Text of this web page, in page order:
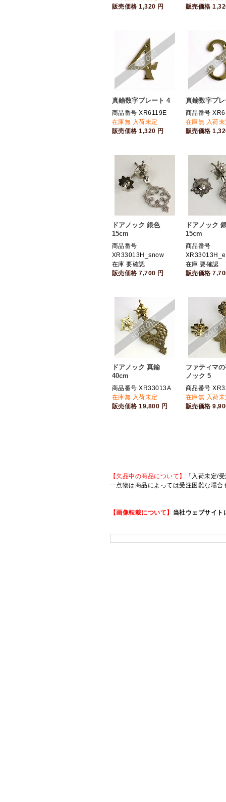
販売価格1,320 円
販売価格
真鍮数字プレート 4
商品番号 XR6119E
在庫無 入荷未定
販売価格1,320 円
真鍮数字プ
商品番号
在庫無 入荷
販売価格
ドアノック 銀色
15cm
商品番号
XR33013H_snow
在庫 要確認
販売価格7,700 円
ドアノック
15cm
商品番号
在庫 要確認
販売価格
ドアノック 真鍮
40cm
商品番号 XR33013A
在庫無 入荷未定
販売価格19,800 円
ファティマ
ノック 5
商品番号
在庫無 入荷
販売価格
【欠品中の商品について】
「入荷未定/
一点物は商品によっては受注困難な場
【画像転載について】 当社ウェブサイト